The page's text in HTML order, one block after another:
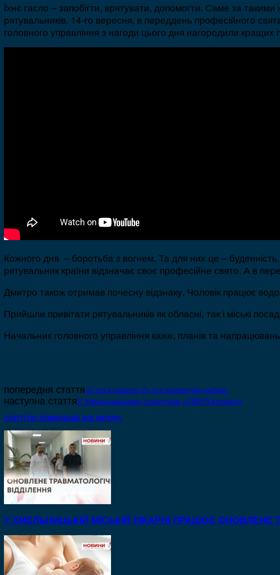
Їхнє гасло – запобігти, врятувати, допомогти. Саме за
рятувальників. 14-го вересня, в переддень професійного
головного управління з нагоди цього дня нагородили кращих
Кожного дня – боротьба з вогнем. Та для них це –
рятувальник країни відзначає своє професійне свято. А в
Дмитро також отримав почесну відзнаку. Чоловік працює
Прийшли привітати рятувальників як обласні, так і міські
Начальник головного управління каже, планів та
попередня стаття«Слуга народу-2» під відкритим небом .
наступна статтяУ Хмельницькому стартував «OBRIYkinofest»
СТАТТІ ПО ТЕМІ БІЛЬШЕ ВІД АВТОРА
У ХМЕЛЬНИЦЬКІЙ МІСЬКІЙ ЛІКАРНІ ПРАЦЮЄ ОНОВЛЕНЕ